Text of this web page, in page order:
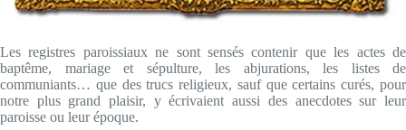
Les registres paroissiaux ne sont sensés contenir que les actes de
baptême, mariage et sépulture, les abjurations, les listes de
communiants… que des trucs religieux, sauf que certains curés, pour
notre plus grand plaisir, y écrivaient aussi des anecdotes sur leur
paroisse ou leur époque.